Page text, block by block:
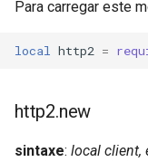
keyval
label
h2_frame.data.pack
h2_frame.data.new
Para carregar este
local http2 =
http2.new
sintaxe: local client,